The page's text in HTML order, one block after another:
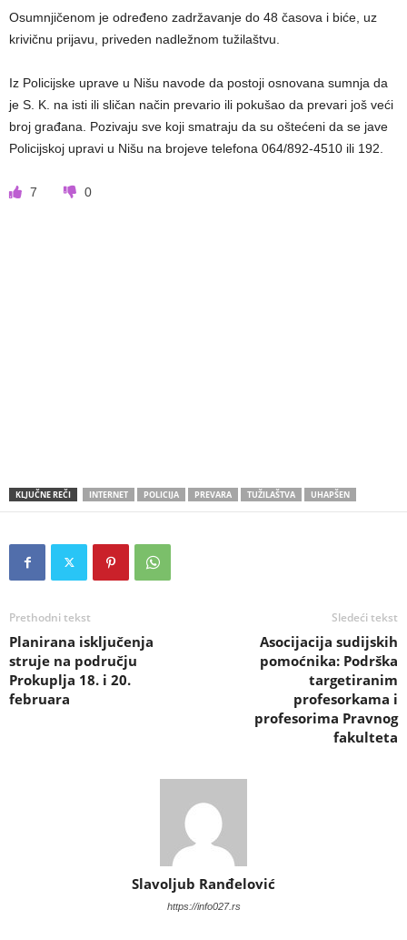
Osumnjičenom je određeno zadržavanje do 48 časova i biće, uz
krivičnu prijavu, priveden nadležnom tužilaštvu.
Iz Policijske uprave u Nišu navode da postoji osnovana sumnja da
je S. K. na isti ili sličan način prevario ili pokušao da prevari još veći
broj građana. Pozivaju sve koji smatraju da su oštećeni da se jave
Policijskoj upravi u Nišu na brojeve telefona 064/892-4510 ili 192.
7 0
KLJUČNE REČI INTERNET POLICIJA PREVARA TUŽILAŠTVA UHAPŠEN
Prethodni tekst
Planirana isključenja
struje na području
Prokuplja 18. i 20.
februara
Sledeći tekst
Asocijacija sudijskih
pomoćnika: Podrška
targetiranim
profesorkama i
profesorima Pravnog
fakulteta
Slavoljub Ranđelović
https://info027.rs